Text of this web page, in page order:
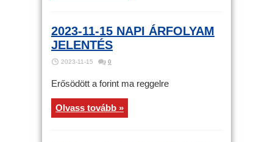
2023-11-15 NAPI ÁRFOLYAM
JELENTÉS
2023-11-15 0
Erősödött a forint ma reggelre
Olvass tovább »